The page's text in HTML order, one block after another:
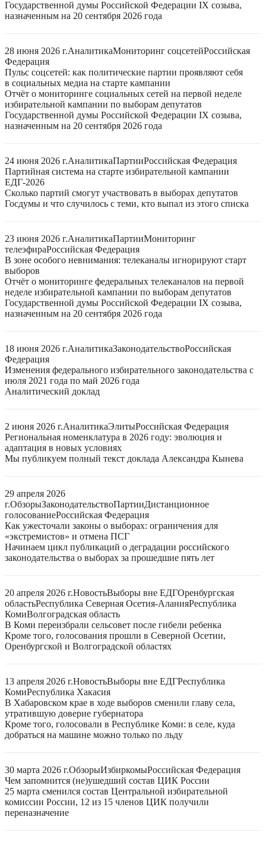
Государственной думы Российской Федерации IX созыва,
назначенным на 20 сентября 2026 года
28 июня 2026 г.АналитикаМониторинг соцсетейРоссийская
Федерация
Пульс соцсетей: как политические партии проявляют себя
в социальных медиа на старте кампании
Отчёт о мониторинге социальных сетей на первой неделе
избирательной кампании по выборам депутатов
Государственной думы Российской Федерации IX созыва,
назначенным на 20 сентября 2026 года
24 июня 2026 г.АналитикаПартииРоссийская Федерация
Партийная система на старте избирательной кампании
ЕДГ-2026
Сколько партий смогут участвовать в выборах депутатов
Госдумы и что случилось с теми, кто выпал из этого списка
23 июня 2026 г.АналитикаПартииМониторинг
телеэфираРоссийская Федерация
В зоне особого невнимания: телеканалы игнорируют старт
выборов
Отчёт о мониторинге федеральных телеканалов на первой
неделе избирательной кампании по выборам депутатов
Государственной думы Российской Федерации IX созыва,
назначенным на 20 сентября 2026 года
18 июня 2026 г.АналитикаЗаконодательствоРоссийская
Федерация
Изменения федерального избирательного законодательства с
июля 2021 года по май 2026 года
Аналитический доклад
2 июня 2026 г.АналитикаЭлитыРоссийская Федерация
Региональная номенклатура в 2026 году: эволюция и
адаптация в новых условиях
Мы публикуем полный текст доклада Александра Кынева
29 апреля 2026
г.ОбзорыЗаконодательствоПартииДистанционное
голосованиеРоссийская Федерация
Как ужесточали законы о выборах: ограничения для
«экстремистов» и отмена ПСГ
Начинаем цикл публикаций о деградации российского
законодательства о выборах за прошедшие пять лет
20 апреля 2026 г.НовостьВыборы вне ЕДГОренбургская
областьРеспублика Северная Осетия-АланияРеспублика
КомиВолгоградская область
В Коми переизбрали сельсовет после гибели ребенка
Кроме того, голосования прошли в Северной Осетии,
Оренбургской и Волгоградской областях
13 апреля 2026 г.НовостьВыборы вне ЕДГРеспублика
КомиРеспублика Хакасия
В Хабаровском крае в ходе выборов сменили главу села,
утратившую доверие губернатора
Кроме того, голосовали в Республике Коми: в селе, куда
добраться на машине можно только по льду
30 марта 2026 г.ОбзорыИзбиркомыРоссийская Федерация
Чем запомнится (не)ушедший состав ЦИК России
25 марта сменился состав Центральной избирательной
комиссии России, 12 из 15 членов ЦИК получили
переназначение